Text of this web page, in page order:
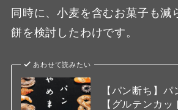
同時に、小麦を含むお菓子も減
餅を検討したわけです。
あわせて読みたい
【パン断ち】
【グルテンカッ